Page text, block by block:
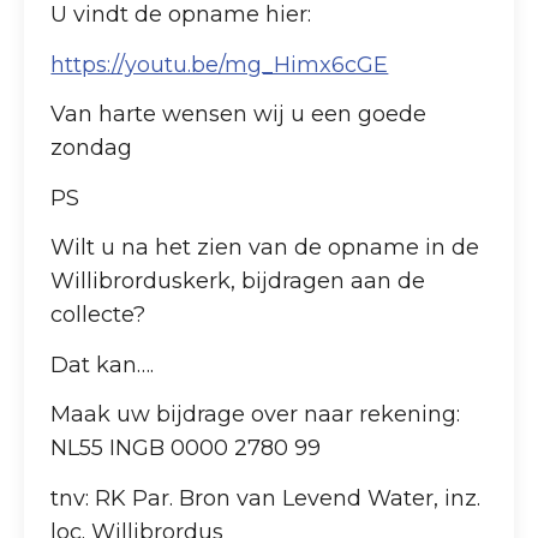
U vindt de opname hier:
https://youtu.be/mg_Himx6cGE
Van harte wensen wij u een goede
zondag
PS
Wilt u na het zien van de opname in de
Willibrorduskerk, bijdragen aan de
collecte?
Dat kan….
Maak uw bijdrage over naar rekening:
NL55 INGB 0000 2780 99
tnv: RK Par. Bron van Levend Water, inz.
loc. Willibrordus